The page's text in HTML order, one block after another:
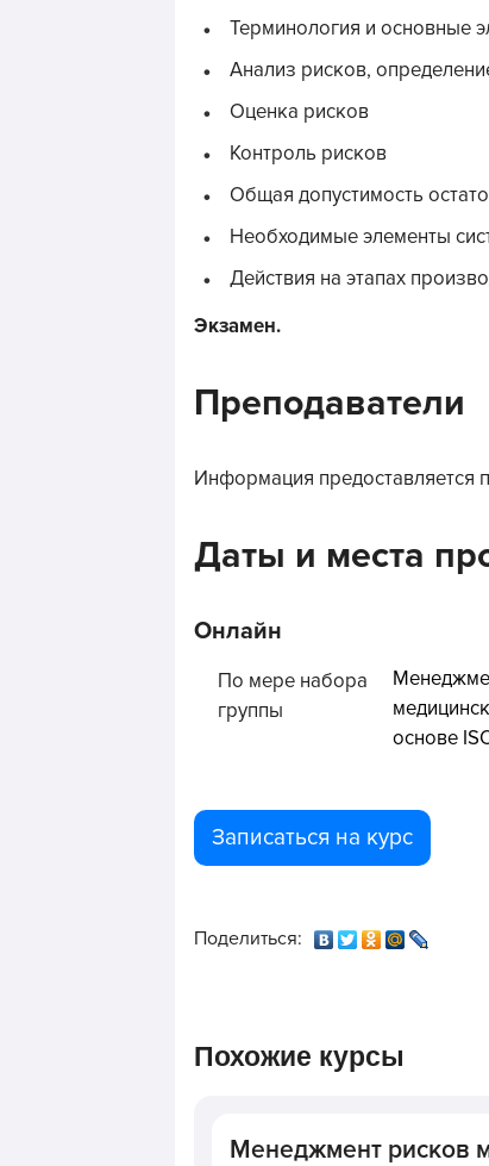
Терминология и основные
Анализ рисков,
Оценка рисков
Контроль рисков
Общая допустимость
Необходимые элементы
Действия на этапах
Экзамен.
Преподаватели
Информация предоставляется
Даты и места
Онлайн
По мере набора
группы
основе
Записаться на курс
Поделиться:
Похожие курсы
Менеджмент рисков